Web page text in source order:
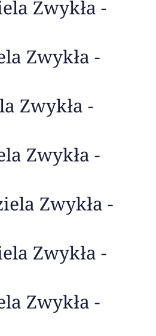
Zwykła -
Zwykła -
Zwykła -
Zwykła -
Zwykła -
Zwykła -
Zwykła -